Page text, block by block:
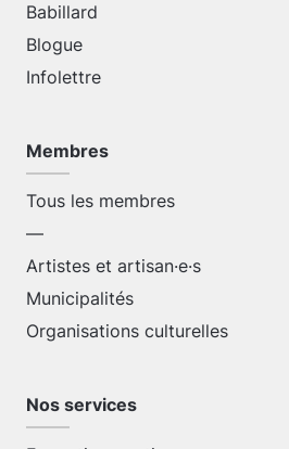
Babillard
Blogue
Infolettre
Membres
Tous les membres
—
Artistes et artisan·e·s
Municipalités
Organisations culturelles
Nos services